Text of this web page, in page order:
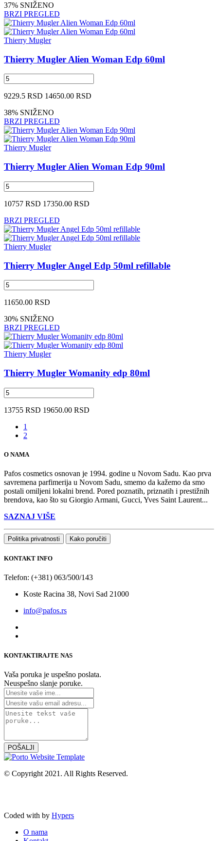
37% SNIŽENO
BRZI PREGLED
Thierry Mugler
Thierry Mugler Alien Woman Edp 60ml
9229.5 RSD 14650.00 RSD
38% SNIŽENO
BRZI PREGLED
Thierry Mugler
Thierry Mugler Alien Woman Edp 90ml
10757 RSD 17350.00 RSD
BRZI PREGLED
Thierry Mugler
Thierry Mugler Angel Edp 50ml refillable
11650.00 RSD
30% SNIŽENO
BRZI PREGLED
Thierry Mugler
Thierry Mugler Womanity edp 80ml
13755 RSD 19650.00 RSD
1
2
O NAMA
Pafos cosmetics osnovan je 1994. godine u Novom Sadu. Kao prva
savremena parfimerija u Novom Sadu, smemo da kažemo da smo
postali omiljeni lokalni brend. Pored poznatih, priznatih i prestižnih
brendova, kao što su Giorgio Armani, Gucci, Yves Saint Laurent...
SAZNAJ VIŠE
Politika privatnosti Kako poručiti
KONTAKT INFO
Telefon: (+381) 063/500/143
Koste Racina 38, Novi Sad 21000
info@pafos.rs
KONTAKTIRAJTE NAS
Vaša poruka je uspešno poslata.
Neuspešno slanje poruke.
© Copyright 2021. All Rights Reserved.
Coded with by Hypers
O nama